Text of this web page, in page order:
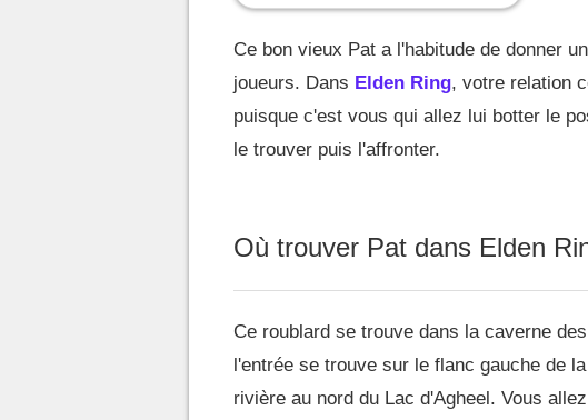
Ce bon vieux Pat a l'habitude de donner
joueurs. Dans Elden Ring, votre relation
puisque c'est vous qui allez lui botter le
le trouver puis l'affronter.
Où trouver Pat dans Elden
Ce roublard se trouve dans la caverne
l'entrée se trouve sur le flanc gauche de
rivière au nord du Lac d'Agheel. Vous